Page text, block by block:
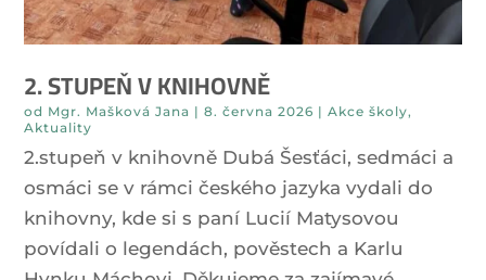
2. STUPEŇ V KNIHOVNĚ
od Mgr. Mašková Jana | 8. června 2026 | Akce školy,
Aktuality
2.stupeň v knihovně Dubá Šesťáci, sedmáci a
osmáci se v rámci českého jazyka vydali do
knihovny, kde si s paní Lucií Matysovou
povídali o legendách, pověstech a Karlu